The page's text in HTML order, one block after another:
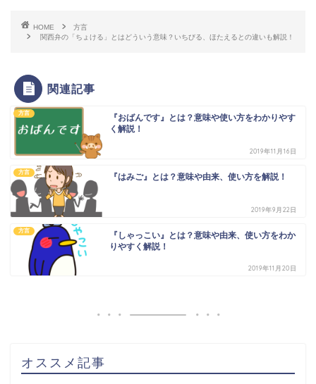
HOME
方言
関西弁の「ちょける」とはどういう意味？いちびる、ほたえるとの違いも解説！
関連記事
方言
『おばんです』とは？意味や使い方をわかりやす
く解説！
2019年11月16日
方言 『はみご』とは？意味や由来、使い方を解説！
2019年9月22日
方言
『しゃっこい』とは？意味や由来、使い方をわか
りやすく解説！
2019年11月20日
オススメ記事